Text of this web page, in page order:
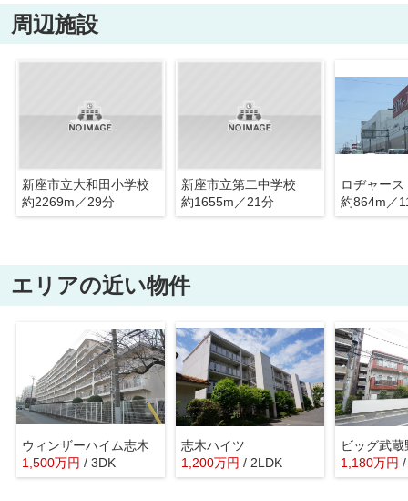
周辺施設
新座市立大和田小学校
約2269m／29分
新座市立第二中学校
約1655m／21分
ロヂャー
約864m／
エリアの近い物件
ウィンザーハイム志木
1,500万円 / 3DK
志木ハイツ
1,200万円 / 2LDK 1,180万円